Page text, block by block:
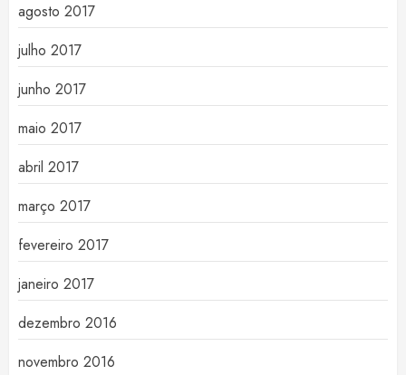
agosto 2017
julho 2017
junho 2017
maio 2017
abril 2017
março 2017
fevereiro 2017
janeiro 2017
dezembro 2016
novembro 2016